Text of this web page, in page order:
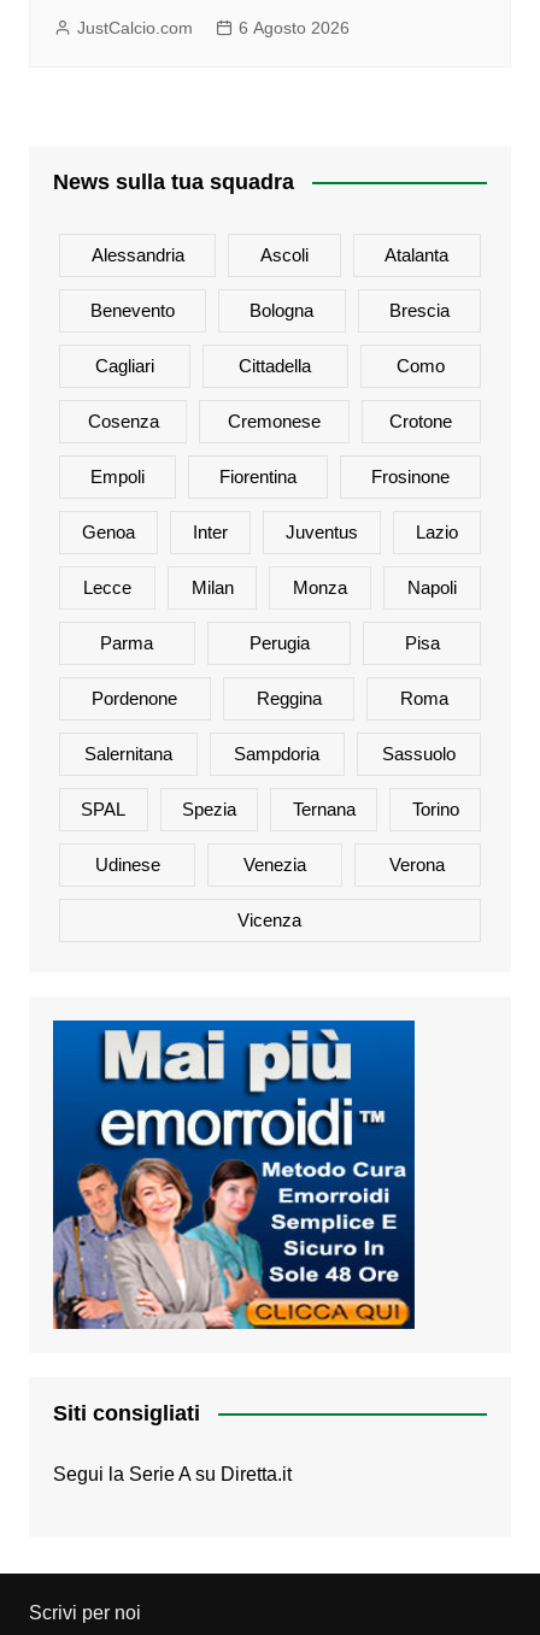
JustCalcio.com 6 Agosto 2026
News sulla tua squadra
Alessandria Ascoli Atalanta
Benevento Bologna Brescia
Cagliari Cittadella Como
Cosenza Cremonese Crotone
Empoli Fiorentina Frosinone
Genoa Inter Juventus Lazio
Lecce Milan Monza Napoli
Parma Perugia Pisa
Pordenone Reggina Roma
Salernitana Sampdoria Sassuolo
SPAL Spezia Ternana Torino
Udinese Venezia Verona
Vicenza
Siti consigliati
Segui la Serie A su Diretta.it
Scrivi per noi